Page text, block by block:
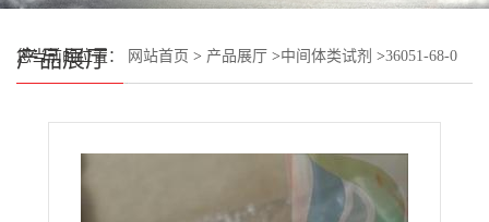
产品展厅
您当前的位置： 网站首页 > 产品展厅 >中间体类试剂 >36051-68-0